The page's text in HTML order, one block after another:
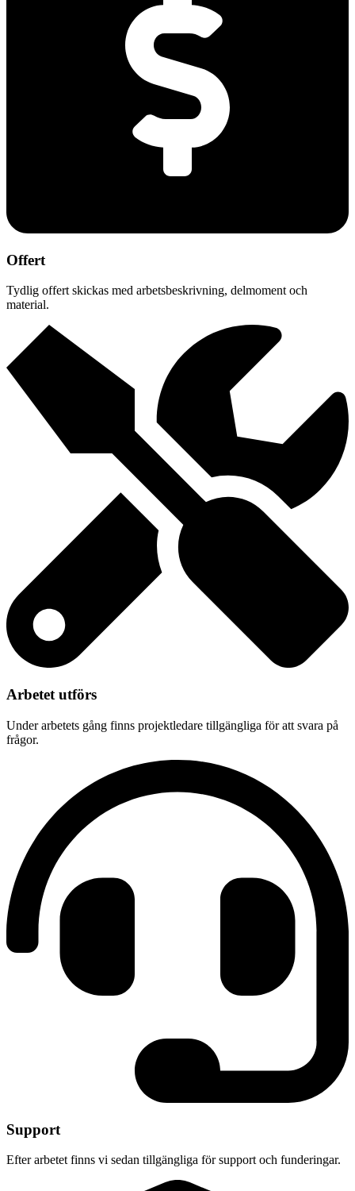
Offert
Tydlig offert skickas med arbetsbeskrivning, delmoment och
material.
Arbetet utförs
Under arbetets gång finns projektledare tillgängliga för att svara på
frågor.
Support
Efter arbetet finns vi sedan tillgängliga för support och funderingar.